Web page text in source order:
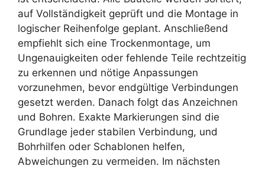
auf Vollständigkeit geprüft und die Montage in
logischer Reihenfolge geplant. Anschließend
empfiehlt sich eine Trockenmontage, um
Ungenauigkeiten oder fehlende Teile rechtzeitig
zu erkennen und nötige Anpassungen
vorzunehmen, bevor endgültige Verbindungen
gesetzt werden. Danach folgt das Anzeichnen
und Bohren. Exakte Markierungen sind die
Grundlage jeder stabilen Verbindung, und
Bohrhilfen oder Schablonen helfen,
Abweichungen zu vermeiden. Im nächsten